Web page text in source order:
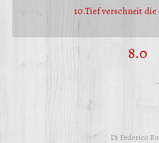
10.Tief verschneit die
8.0
Di Federico